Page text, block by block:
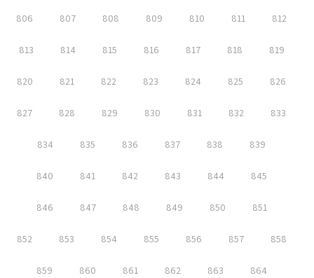
806 807 808 809 810 811 812
813 814 815 816 817 818 819
820 821 822 823 824 825 826
827 828 829 830 831 832 833
834 835 836 837 838 839
840 841 842 843 844 845
846 847 848 849 850 851
852 853 854 855 856 857 858
859 860 861 862 863 864